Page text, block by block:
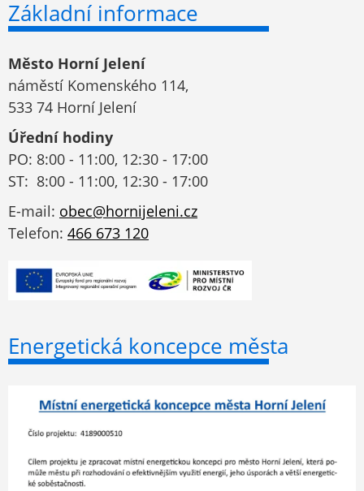
Základní informace
Město Horní Jelení
náměstí Komenského 114,
533 74 Horní Jelení
Úřední hodiny
PO: 8:00 - 11:00, 12:30 - 17:00
ST: 8:00 - 11:00, 12:30 - 17:00
E-mail: obec@hornijeleni.cz
Telefon: 466 673 120
Energetická koncepce města